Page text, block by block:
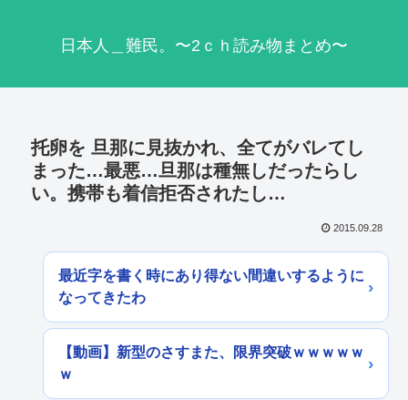
日本人＿難民。〜2ｃｈ読み物まとめ〜
托卵を 旦那に見抜かれ、全てがバレてし
まった…最悪…旦那は種無しだったらし
い。携帯も着信拒否されたし…
2015.09.28
最近字を書く時にあり得ない間違いするように
なってきたわ
【動画】新型のさすまた、限界突破ｗｗｗｗｗ
ｗ